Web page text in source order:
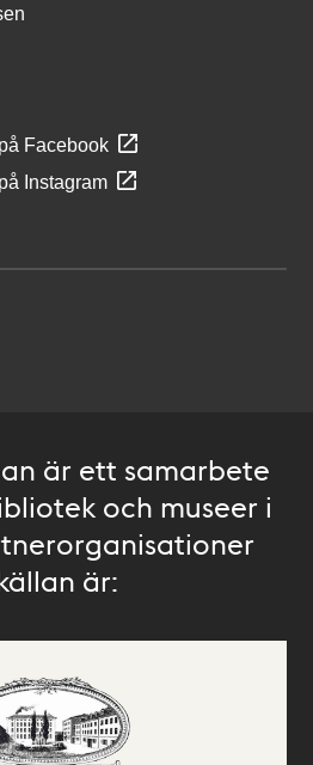
Facebook
Instagram
är ett samarbete
och museer i
är: